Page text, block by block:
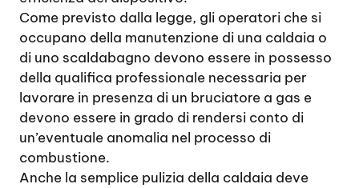
Come previsto dalla legge, gli operatori che si
occupano della manutenzione di una caldaia o
di uno scaldabagno devono essere in possesso
della qualifica professionale necessaria per
lavorare in presenza di un bruciatore a gas e
devono essere in grado di rendersi conto di
un’eventuale anomalia nel processo di
combustione.
Anche la semplice pulizia della caldaia deve